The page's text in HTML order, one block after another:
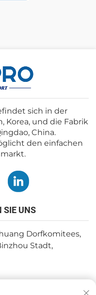
sich in der
Korea, und die Fabrik
China.
den einfachen
SIE UNS
Dorfkomitees,
Stadt,